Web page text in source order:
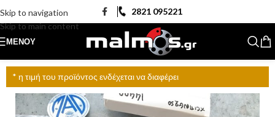
Skip to navigation
Skip to main content
2821 095221
ΜΕΝΟΎ
* η τιμή του προϊόντος ενδέχεται να διαφέρει